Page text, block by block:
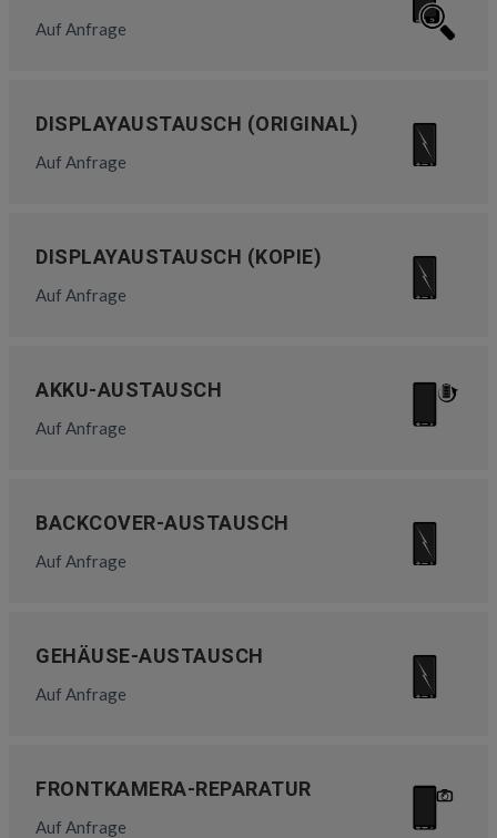
Auf Anfrage
DISPLAYAUSTAUSCH (ORIGINAL)
Auf Anfrage
DISPLAYAUSTAUSCH (KOPIE)
Auf Anfrage
AKKU-AUSTAUSCH
Auf Anfrage
BACKCOVER-AUSTAUSCH
Auf Anfrage
GEHÄUSE-AUSTAUSCH
Auf Anfrage
FRONTKAMERA-REPARATUR
Auf Anfrage